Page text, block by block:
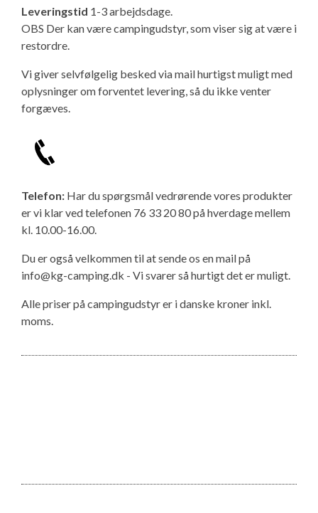
Leveringstid 1-3 arbejdsdage.
OBS Der kan være campingudstyr, som viser sig at være i
restordre.
Vi giver selvfølgelig besked via mail hurtigst muligt med
oplysninger om forventet levering, så du ikke venter
forgæves.
Telefon: Har du spørgsmål vedrørende vores produkter
er vi klar ved telefonen 76 33 20 80 på hverdage mellem
kl. 10.00-16.00.
Du er også velkommen til at sende os en mail på
info@kg-camping.dk - Vi svarer så hurtigt det er muligt.
Alle priser på campingudstyr er i danske kroner inkl.
moms.